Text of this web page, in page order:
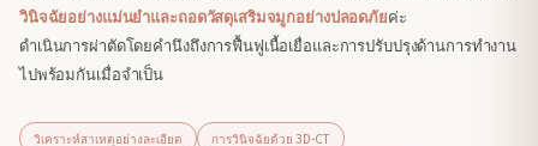
วินิจฉัยอย่างแม่นยำและถอดวัสดุเสริมจมูกอย่างปลอดภัยค่ะ
ดำเนินการผ่าตัดโดยคำนึงถึงการฟื้นฟูเนื้อเยื่อและการปรับปรุงด้านการทำงาน
ไปพร้อมกันเมื่อจำเป็น
วิเคราะห์สาเหตุอย่างละเอียด
การวินิจฉัยด้วย 3D-CT